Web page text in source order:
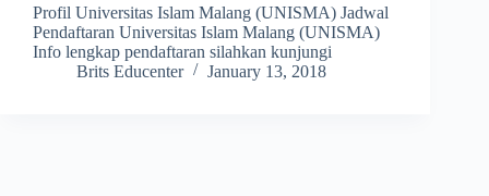
Profil Universitas Islam Malang (UNISMA) Jadwal
Pendaftaran Universitas Islam Malang (UNISMA)
Info lengkap pendaftaran silahkan kunjungi
Brits Educenter
January 13, 2018